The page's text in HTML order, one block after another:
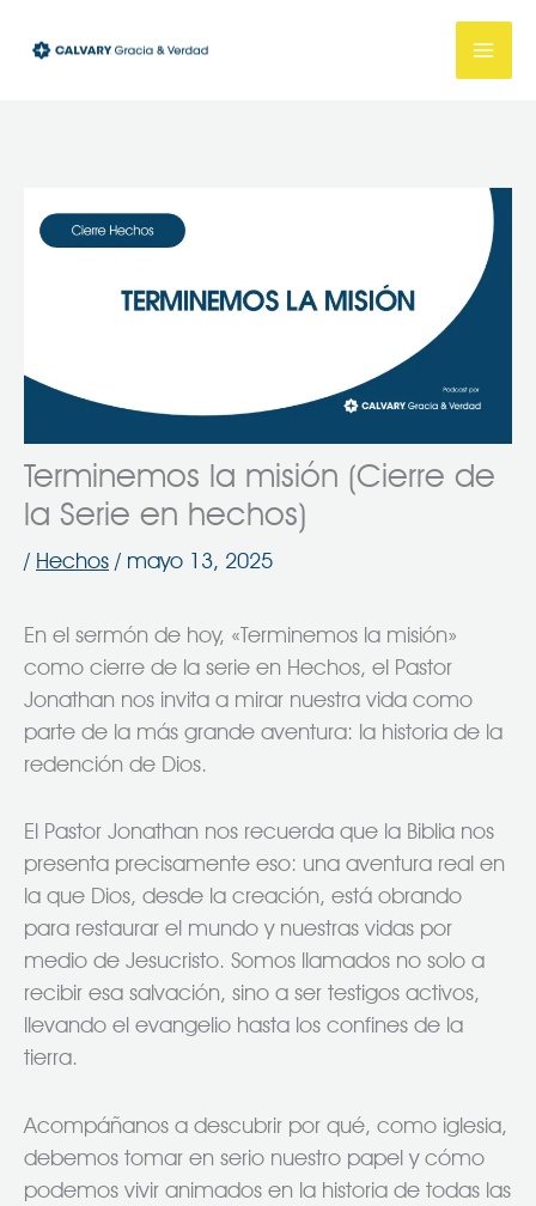
Terminemos la misión (Cierre de
la Serie en hechos)
/ Hechos / mayo 13, 2025
En el sermón de hoy, «Terminemos la misión»
como cierre de la serie en Hechos, el Pastor
Jonathan nos invita a mirar nuestra vida como
parte de la más grande aventura: la historia de la
redención de Dios.
El Pastor Jonathan nos recuerda que la Biblia nos
presenta precisamente eso: una aventura real en
la que Dios, desde la creación, está obrando
para restaurar el mundo y nuestras vidas por
medio de Jesucristo. Somos llamados no solo a
recibir esa salvación, sino a ser testigos activos,
llevando el evangelio hasta los confines de la
tierra.
Acompáñanos a descubrir por qué, como iglesia,
debemos tomar en serio nuestro papel y cómo
podemos vivir animados en la historia de todas las